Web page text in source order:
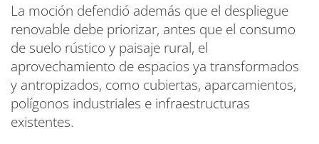
La moción defendió además que el despliegue
renovable debe priorizar, antes que el consumo
de suelo rústico y paisaje rural, el
aprovechamiento de espacios ya transformados
y antropizados, como cubiertas, aparcamientos,
polígonos industriales e infraestructuras
existentes.